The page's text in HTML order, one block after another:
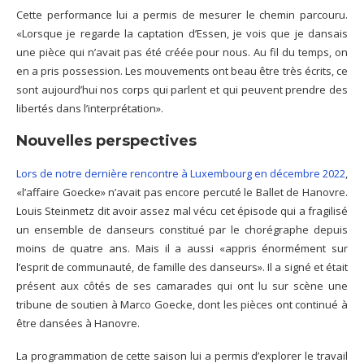
Cette performance lui a permis de mesurer le chemin parcouru.
«Lorsque je regarde la captation d’Essen, je vois que je dansais
une pièce qui n’avait pas été créée pour nous. Au fil du temps, on
en a pris possession. Les mouvements ont beau être très écrits, ce
sont aujourd’hui nos corps qui parlent et qui peuvent prendre des
libertés dans l’interprétation».
Nouvelles perspectives
Lors de notre dernière rencontre à Luxembourg en décembre 2022,
«l’affaire Goecke» n’avait pas encore percuté le Ballet de Hanovre.
Louis Steinmetz dit avoir assez mal vécu cet épisode qui a fragilisé
un ensemble de danseurs constitué par le chorégraphe depuis
moins de quatre ans. Mais il a aussi «appris énormément sur
l’esprit de communauté, de famille des danseurs». Il a signé et était
présent aux côtés de ses camarades qui ont lu sur scène une
tribune de soutien à Marco Goecke, dont les pièces ont continué à
être dansées à Hanovre.
La programmation de cette saison lui a permis d’explorer le travail